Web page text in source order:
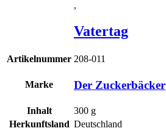
,
Vatertag
Artikelnummer 208-011
Marke Der Zuckerbäcker
Inhalt 300 g
Herkunftsland Deutschland